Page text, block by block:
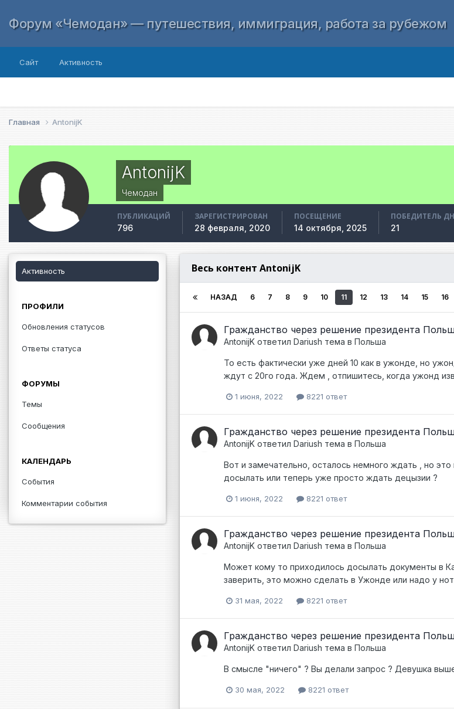
Форум «Чемодан» — путешествия, иммиграция, работа за рубежом
Сайт Активность
Главная AntonijK
AntonijK
Чемодан
ПУБЛИКАЦИЙ
796
ЗАРЕГИСТРИРОВАН
28 февраля, 2020
ПОСЕЩЕНИЕ
14 октября, 2025
ПОБЕДИТЕЛЬ
21
Активность
ПРОФИЛИ
Обновления статусов
Ответы статуса
ФОРУМЫ
Темы
Сообщения
КАЛЕНДАРЬ
События
Комментарии события
Весь контент AntonijK
НАЗАД 6 7 8 9 10 11 12 13 14 15 16
Гражданство через решение президента
AntonijK ответил Dariush тема в Польша
То есть фактически уже дней 10 как в ужонде, но
ждут с 20го года. Ждем , отпишитесь, когда ужонд
1 июня, 2022 8221 ответ
Гражданство через решение президента
AntonijK ответил Dariush тема в Польша
Вот и замечательно, осталось немного ждать , но
досылать или теперь уже просто ждать децызии ?
1 июня, 2022 8221 ответ
Гражданство через решение президента
AntonijK ответил Dariush тема в Польша
Может кому то приходилось досылать документы в
заверить, это можно сделать в Ужонде или надо у
31 мая, 2022 8221 ответ
Гражданство через решение президента
AntonijK ответил Dariush тема в Польша
В смысле "ничего" ? Вы делали запрос ? Девушка
30 мая, 2022 8221 ответ